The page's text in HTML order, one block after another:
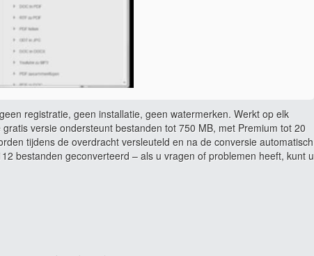
registratie, geen installatie, geen watermerken. Werkt op elk
versie ondersteunt bestanden tot 750 MB, met Premium tot 20
tijdens de overdracht versleuteld en na de conversie automatisch
bestanden geconverteerd – als u vragen of problemen heeft, kunt u